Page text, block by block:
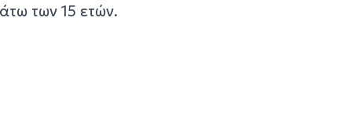
των 15 ετών.